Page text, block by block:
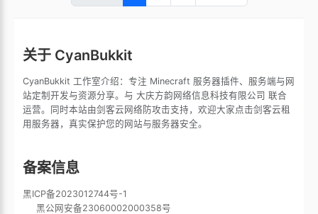
关于 CyanBukkit
CyanBukkit 工作室介绍：专注 Minecraft 服务器插件、服务端与网
站定制开发与资源分享。与 大庆方韵网络信息科技有限公司 联合
运营。同时本站由剑客云网络防攻击支持，欢迎大家点击剑客云租
用服务器，真实保护您的网站与服务器安全。
备案信息
黑ICP备2023012744号-1
黑公网安备23060002000358号